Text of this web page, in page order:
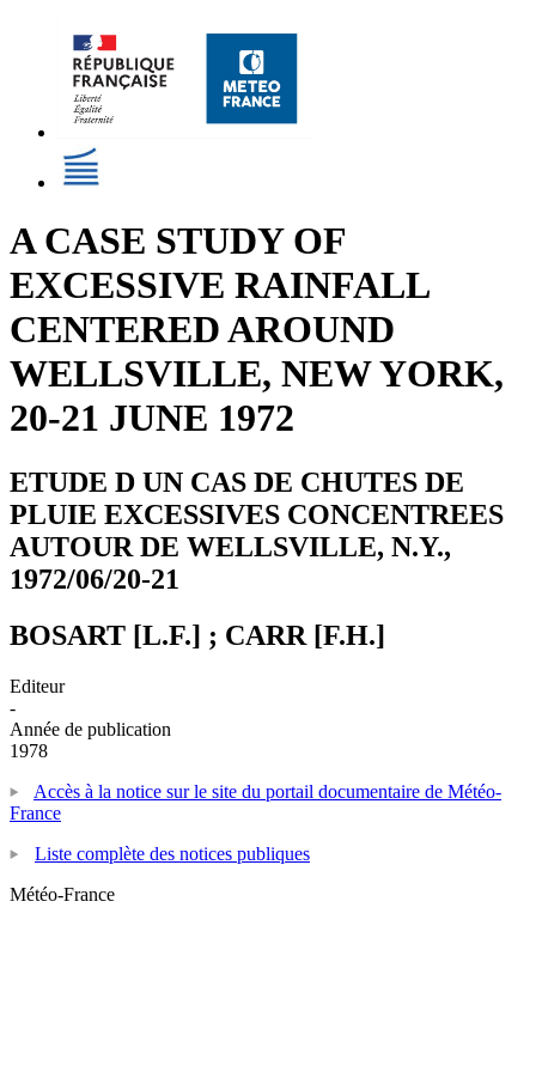
A CASE STUDY OF
EXCESSIVE RAINFALL
CENTERED AROUND
WELLSVILLE, NEW YORK,
20-21 JUNE 1972
ETUDE D UN CAS DE CHUTES DE
PLUIE EXCESSIVES CONCENTREES
AUTOUR DE WELLSVILLE, N.Y.,
1972/06/20-21
BOSART [L.F.] ; CARR [F.H.]
Editeur
-
Année de publication
1978
Accès à la notice sur le site du portail documentaire de Météo-
France
Liste complète des notices publiques
Météo-France